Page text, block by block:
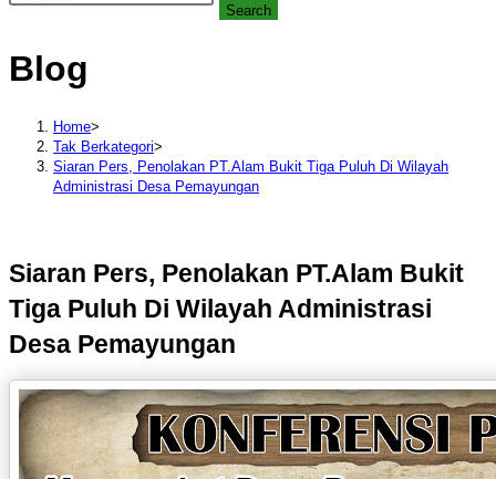
Search
Blog
Home>
Tak Berkategori>
Siaran Pers, Penolakan PT.Alam Bukit Tiga Puluh Di Wilayah
Administrasi Desa Pemayungan
Siaran Pers, Penolakan PT.Alam Bukit
Tiga Puluh Di Wilayah Administrasi
Desa Pemayungan